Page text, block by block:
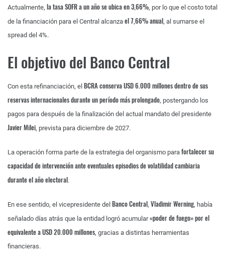
Actualmente, la tasa SOFR a un año se ubica en 3,66%, por lo que el costo total
de la financiación para el Central alcanza el 7,66% anual, al sumarse el
spread del 4%.
El objetivo del Banco Central
Con esta refinanciación, el BCRA conserva USD 6.000 millones dentro de sus
reservas internacionales durante un período más prolongado, postergando los
pagos para después de la finalización del actual mandato del presidente
Javier Milei, prevista para diciembre de 2027.
La operación forma parte de la estrategia del organismo para fortalecer su
capacidad de intervención ante eventuales episodios de volatilidad cambiaria
durante el año electoral.
En ese sentido, el vicepresidente del Banco Central, Vladimir Werning, había
señalado días atrás que la entidad logró acumular«poder de fuego» por el
equivalente a USD 20.000 millones, gracias a distintas herramientas
financieras.